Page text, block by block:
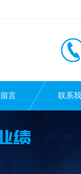
言 联系